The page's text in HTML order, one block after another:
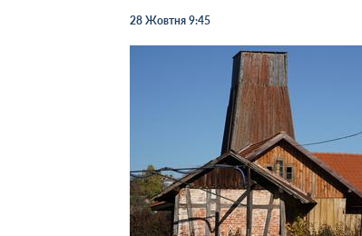
28 Жовтня 9:45